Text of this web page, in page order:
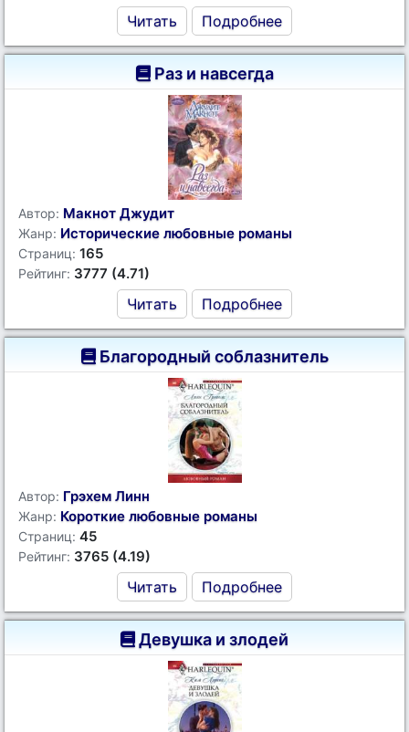
Читать Подробнее
Раз и навсегда
Автор: Макнот Джудит
Жанр: Исторические любовные романы
Страниц: 165
Рейтинг: 3777 (4.71)
Читать Подробнее
Благородный соблазнитель
Автор: Грэхем Линн
Жанр: Короткие любовные романы
Страниц: 45
Рейтинг: 3765 (4.19)
Читать Подробнее
Девушка и злодей